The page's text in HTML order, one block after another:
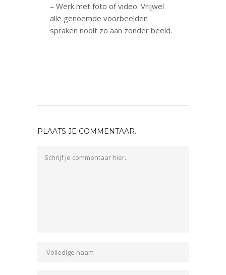
– Werk met foto of video. Vrijwel
alle genoemde voorbeelden
spraken nooit zo aan zonder beeld.
PLAATS JE COMMENTAAR.